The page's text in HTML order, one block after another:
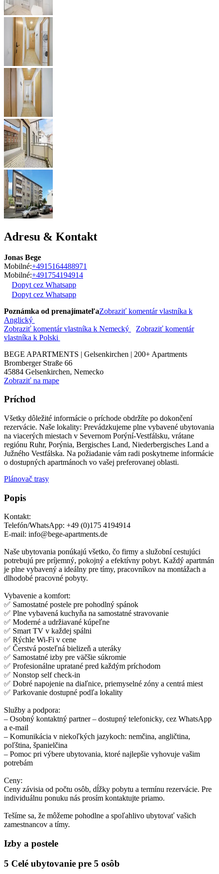
Adresu & Kontakt
Jonas Bege
Mobilné:+4915164488971
Mobilné:+491754194914
Dopyt cez Whatsapp
Dopyt cez Whatsapp
Poznámka od prenajímateľaZobraziť komentár vlastníka k
Anglický
Zobraziť komentár vlastníka k Nemecký
Zobraziť komentár
vlastníka k Polski
BEGE APARTMENTS | Gelsenkirchen | 200+ Apartments
Bromberger Straße 66
45884 Gelsenkirchen, Nemecko
Zobraziť na mape
Príchod
Všetky dôležité informácie o príchode obdržíte po dokončení
rezervácie. Naše lokality: Prevádzkujeme plne vybavené ubytovania
na viacerých miestach v Severnom Porýní-Vestfálsku, vrátane
regiónu Ruhr, Porýnia, Bergisches Land, Niederbergisches Land a
Južného Vestfálska. Na požiadanie vám radi poskytneme informácie
o dostupných apartmánoch vo vašej preferovanej oblasti.
Plánovač trasy
Popis
Kontakt:
Telefón/WhatsApp: +49 (0)175 4194914
E-mail: info@bege-apartments.de
Naše ubytovania ponúkajú všetko, čo firmy a služobní cestujúci
potrebujú pre príjemný, pokojný a efektívny pobyt. Každý apartmán
je plne vybavený a ideálny pre tímy, pracovníkov na montážach a
dlhodobé pracovné pobyty.
Vybavenie a komfort:
✅ Samostatné postele pre pohodlný spánok
✅ Plne vybavená kuchyňa na samostatné stravovanie
✅ Moderné a udržiavané kúpeľne
✅ Smart TV v každej spálni
✅ Rýchle Wi-Fi v cene
✅ Čerstvá posteľná bielizeň a uteráky
✅ Samostatné izby pre väčšie súkromie
✅ Profesionálne upratané pred každým príchodom
✅ Nonstop self check-in
✅ Dobré napojenie na diaľnice, priemyselné zóny a centrá miest
✅ Parkovanie dostupné podľa lokality
Služby a podpora:
– Osobný kontaktný partner – dostupný telefonicky, cez WhatsApp
a e-mail
– Komunikácia v niekoľkých jazykoch: nemčina, angličtina,
poľština, španielčina
– Pomoc pri výbere ubytovania, ktoré najlepšie vyhovuje vašim
potrebám
Ceny:
Ceny závisia od počtu osôb, dĺžky pobytu a termínu rezervácie. Pre
individuálnu ponuku nás prosím kontaktujte priamo.
Tešíme sa, že môžeme pohodlne a spoľahlivo ubytovať vašich
zamestnancov a tímy.
Izby a postele
5 Celé ubytovanie pre 5 osôb